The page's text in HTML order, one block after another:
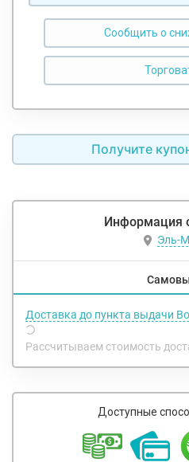
Сообщить о
Получите
Информация
Эль-
Доставка до пункта выдачи
Рассчитываем стоимость
Доступные